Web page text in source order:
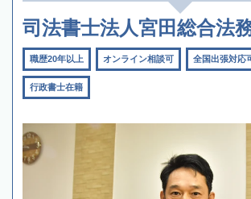
司法書士法人宮田総合法
職歴20年以上 オンライン相談可 全国出張対応
行政書士在籍